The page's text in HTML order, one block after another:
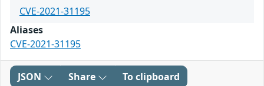
CVE-2021-31195
Aliases
CVE-2021-31195
JSON Share To clipboard